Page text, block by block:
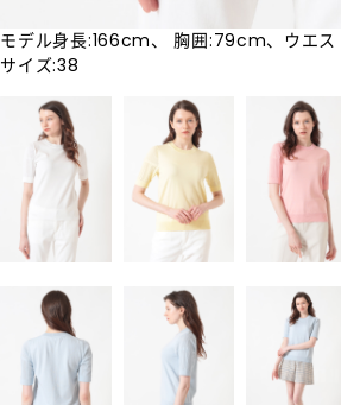
モデル身長:166cm、 胸囲:79cm、ウエ
サイズ:38